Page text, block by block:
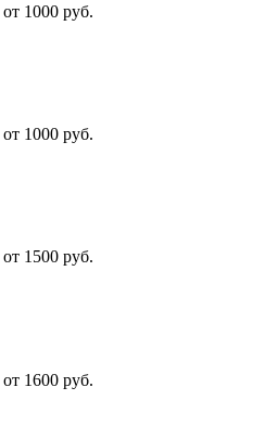
1000 руб.
1000 руб.
1500 руб.
1600 руб.